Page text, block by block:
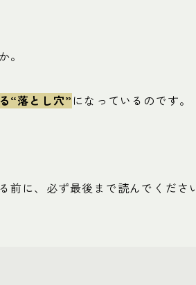
。
“落とし穴” になっているのです。
前に、必ず最後まで読んでくださ